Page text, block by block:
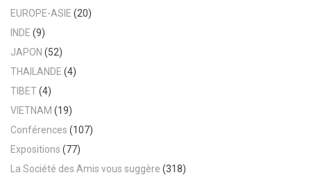
EUROPE-ASIE (20)
INDE (9)
JAPON (52)
THAILANDE (4)
TIBET(4)
VIETNAM (19)
Conférences (107)
Expositions (77)
La Société des Amis vous suggère (318)